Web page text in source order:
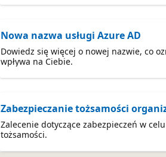
Nowa nazwa usługi Azure AD
Dowiedz się więcej o nowej nazwie, co
wpływa na Ciebie.
Zabezpieczanie tożsamości
Zalecenie dotyczące zabezpieczeń w
tożsamości.